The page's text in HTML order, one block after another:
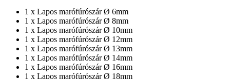
1 x Lapos marófúrószár Ø 6mm
1 x Lapos marófúrószár Ø 8mm
1 x Lapos marófúrószár Ø 10mm
1 x Lapos marófúrószár Ø 12mm
1 x Lapos marófúrószár Ø 13mm
1 x Lapos marófúrószár Ø 14mm
1 x Lapos marófúrószár Ø 16mm
1 x Lapos marófúrószár Ø 18mm